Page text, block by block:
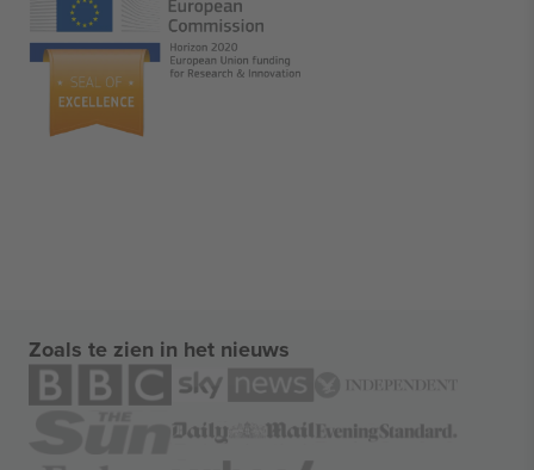
Zoals te zien in het nieuws